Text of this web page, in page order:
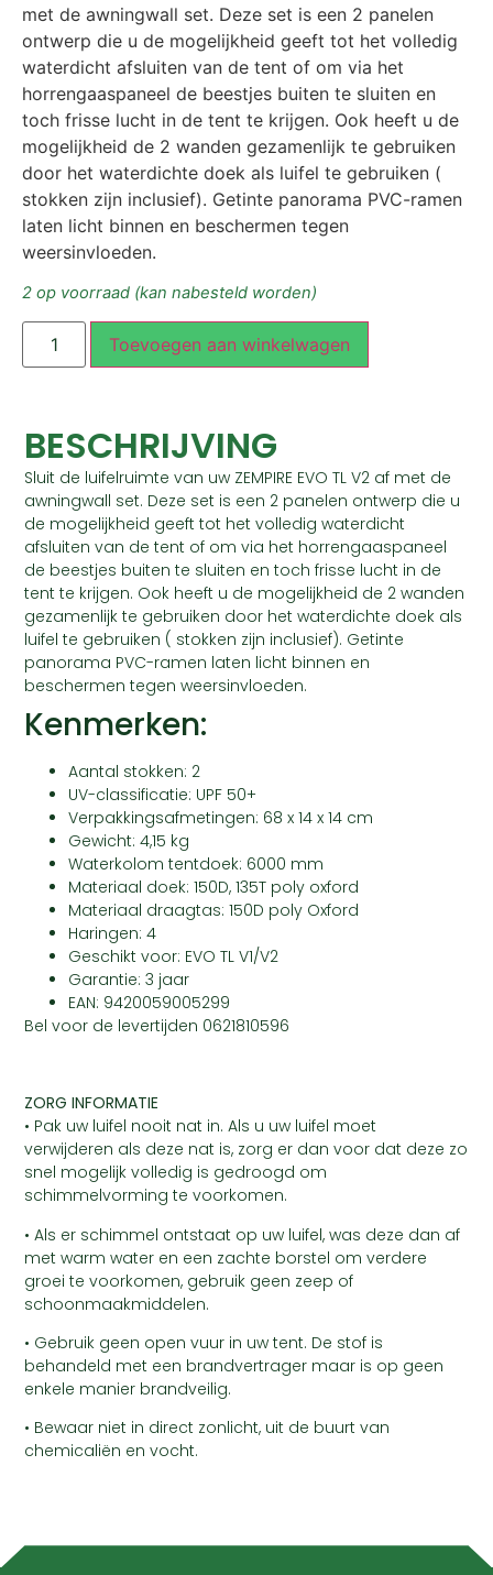
met de awningwall set. Deze set is een 2 panelen
ontwerp die u de mogelijkheid geeft tot het volledig
waterdicht afsluiten van de tent of om via het
horrengaaspaneel de beestjes buiten te sluiten en
toch frisse lucht in de tent te krijgen. Ook heeft u de
mogelijkheid de 2 wanden gezamenlijk te gebruiken
door het waterdichte doek als luifel te gebruiken (
stokken zijn inclusief). Getinte panorama PVC-ramen
laten licht binnen en beschermen tegen
weersinvloeden.
2 op voorraad (kan nabesteld worden)
Toevoegen aan winkelwagen
BESCHRIJVING
Sluit de luifelruimte van uw ZEMPIRE EVO TL V2 af met de
awningwall set. Deze set is een 2 panelen ontwerp die u
de mogelijkheid geeft tot het volledig waterdicht
afsluiten van de tent of om via het horrengaaspaneel
de beestjes buiten te sluiten en toch frisse lucht in de
tent te krijgen. Ook heeft u de mogelijkheid de 2 wanden
gezamenlijk te gebruiken door het waterdichte doek als
luifel te gebruiken ( stokken zijn inclusief). Getinte
panorama PVC-ramen laten licht binnen en
beschermen tegen weersinvloeden.
Kenmerken:
Aantal stokken: 2
UV-classificatie: UPF 50+
Verpakkingsafmetingen: 68 x 14 x 14 cm
Gewicht: 4,15 kg
Waterkolom tentdoek: 6000 mm
Materiaal doek: 150D, 135T poly oxford
Materiaal draagtas: 150D poly Oxford
Haringen: 4
Geschikt voor: EVO TL V1/V2
Garantie: 3 jaar
EAN: 9420059005299
Bel voor de levertijden 0621810596
ZORG INFORMATIE
• Pak uw luifel nooit nat in. Als u uw luifel moet
verwijderen als deze nat is, zorg er dan voor dat deze zo
snel mogelijk volledig is gedroogd om
schimmelvorming te voorkomen.
• Als er schimmel ontstaat op uw luifel, was deze dan af
met warm water en een zachte borstel om verdere
groei te voorkomen, gebruik geen zeep of
schoonmaakmiddelen.
• Gebruik geen open vuur in uw tent. De stof is
behandeld met een brandvertrager maar is op geen
enkele manier brandveilig.
• Bewaar niet in direct zonlicht, uit de buurt van
chemicaliën en vocht.